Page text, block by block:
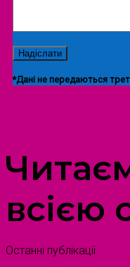
*Дані не передаються
всією
Останні публікації